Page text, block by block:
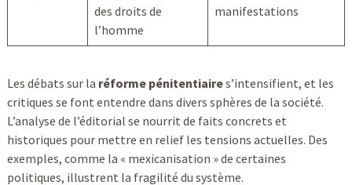
des droits de
l’homme
manifestations
Les débats sur la réforme pénitentiaires’intensifient, et les
critiques se font entendre dans divers sphères de la société.
L’analyse de l’éditorial se nourrit de faits concrets et
historiques pour mettre en relief les tensions actuelles. Des
exemples, comme la « mexicanisation » de certaines
politiques, illustrent la fragilité du système.